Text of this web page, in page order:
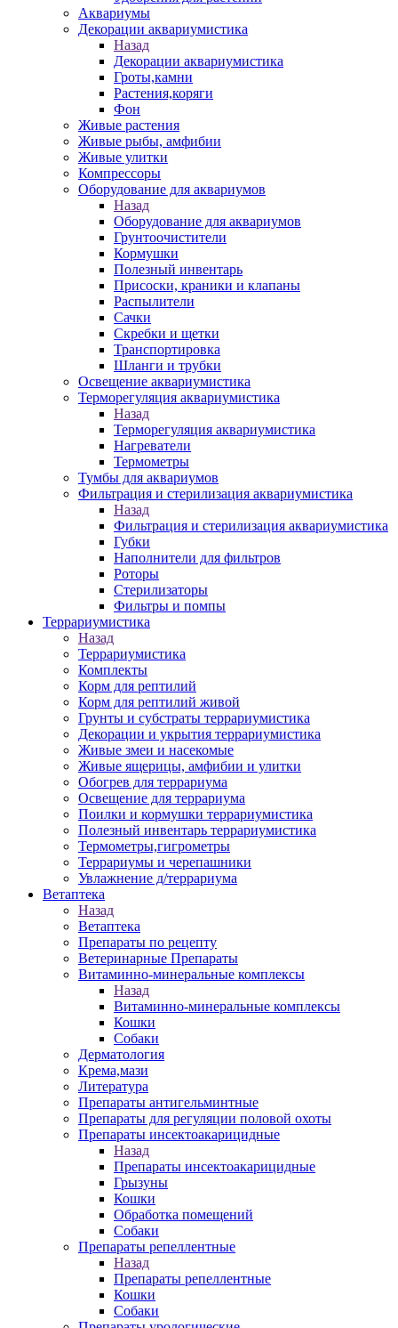
Аквариумы
Декорации аквариумистика
Назад
Декорации аквариумистика
Гроты,камни
Растения,коряги
Фон
Живые растения
Живые рыбы, амфибии
Живые улитки
Компрессоры
Оборудование для аквариумов
Назад
Оборудование для аквариумов
Грунтоочистители
Кормушки
Полезный инвентарь
Присоски, краники и клапаны
Распылители
Сачки
Скребки и щетки
Транспортировка
Шланги и трубки
Освещение аквариумистика
Терморегуляция аквариумистика
Назад
Терморегуляция аквариумистика
Нагреватели
Термометры
Тумбы для аквариумов
Фильтрация и стерилизация аквариумистика
Назад
Фильтрация и стерилизация аквариумистика
Губки
Наполнители для фильтров
Роторы
Стерилизаторы
Фильтры и помпы
Террариумистика
Назад
Террариумистика
Комплекты
Корм для рептилий
Корм для рептилий живой
Грунты и субстраты террариумистика
Декорации и укрытия террариумистика
Живые змеи и насекомые
Живые ящерицы, амфибии и улитки
Обогрев для террариума
Освещение для террариума
Поилки и кормушки террариумистика
Полезный инвентарь террариумистика
Термометры,гигрометры
Террариумы и черепашники
Увлажнение д/террариума
Ветаптека
Назад
Ветаптека
Препараты по рецепту
Ветеринарные Препараты
Витаминно-минеральные комплексы
Назад
Витаминно-минеральные комплексы
Кошки
Собаки
Дерматология
Крема,мази
Литература
Препараты антигельминтные
Препараты для регуляции половой охоты
Препараты инсектоакарицидные
Назад
Препараты инсектоакарицидные
Грызуны
Кошки
Обработка помещений
Собаки
Препараты репеллентные
Назад
Препараты репеллентные
Кошки
Собаки